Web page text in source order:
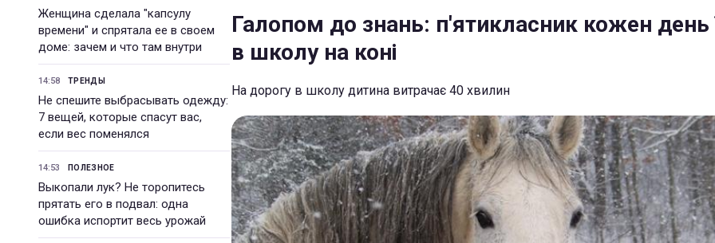
Женщина сделала "капсулу
времени" и спрятала ее в своем
доме: зачем и что там внутри
14:58 ТРЕНДЫ
Не спешите выбрасывать одежду:
7 вещей, которые спасут вас,
если вес поменялся
14:53 ПОЛЕЗНОЕ
Выкопали лук? Не торопитесь
прятать его в подвал: одна
ошибка испортит весь урожай
Галопом до знань: п'ятикласник кожен день
в школу на коні
На дорогу в школу дитина витрачає 40 хвилин